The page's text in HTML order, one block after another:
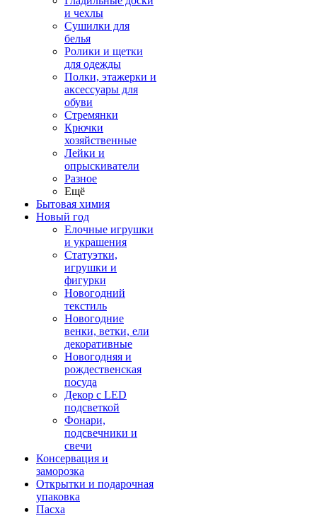
и чехлы
Сушилки для
белья
Ролики и щетки
для одежды
Полки, этажерки и
аксессуары для
обуви
Стремянки
Крючки
хозяйственные
Лейки и
опрыскиватели
Разное
Ещё
Бытовая химия
Новый год
Елочные игрушки
и украшения
Статуэтки,
игрушки и
фигурки
Новогодний
текстиль
Новогодние
венки, ветки, ели
декоративные
Новогодняя и
рождественская
посуда
Декор с LED
подсветкой
Фонари,
подсвечники и
свечи
Консервация и
заморозка
Открытки и подарочная
упаковка
Пасха